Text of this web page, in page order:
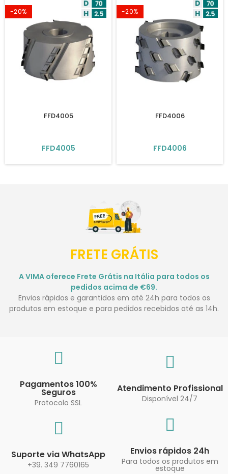
-20%
FFD4005
FFD4005
-20%
FFD4006
FFD4006
FRETE GRÁTIS
A VIMA oferece Frete Grátis na Itália para todos os
pedidos acima de €69.
Envios rápidos e garantidos em até 24h para todos os
produtos em estoque e para pedidos recebidos até as 14h.
Pagamentos 100%
Seguros
Protocolo SSL
Atendimento Profissional
Disponível 24/7
Suporte via WhatsApp
+39. 349 7760165
Envios rápidos 24h
Para todos os produtos em
estoque